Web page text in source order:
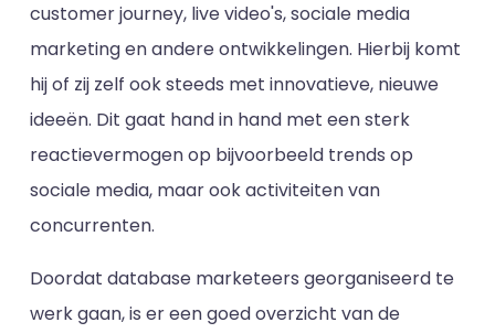
customer journey, live video's, sociale media
marketing en andere ontwikkelingen. Hierbij komt
hij of zij zelf ook steeds met innovatieve, nieuwe
ideeën. Dit gaat hand in hand met een sterk
reactievermogen op bijvoorbeeld trends op
sociale media, maar ook activiteiten van
concurrenten.
Doordat database marketeers georganiseerd te
werk gaan, is er een goed overzicht van de